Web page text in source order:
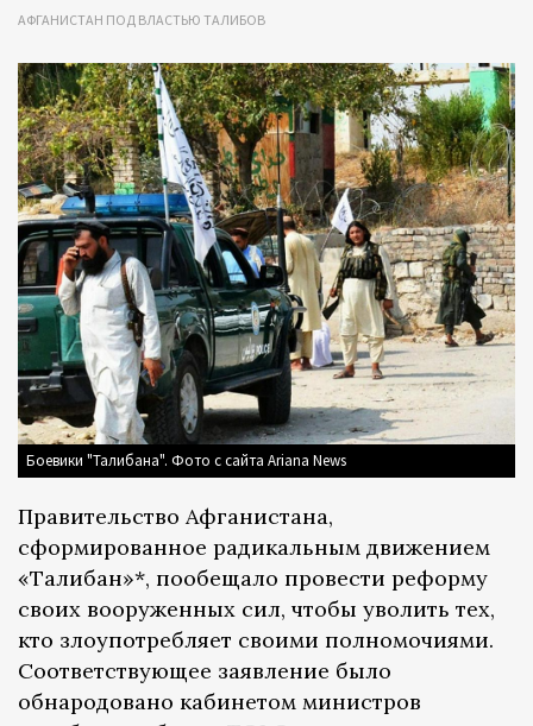
АФГАНИСТАН ПОД ВЛАСТЬЮ ТАЛИБОВ
Боевики "Талибана". Фото с сайта Ariana News
Правительство Афганистана,
сформированное радикальным движением
«Талибан»*, пообещало провести реформу
своих вооруженных сил, чтобы уволить тех,
кто злоупотребляет своими полномочиями.
Соответствующее заявление было
обнародовано кабинетом министров